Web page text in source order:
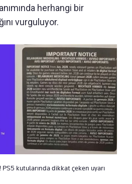
herhangi bir
vurguluyor.
PS5 kutularında dikkat çeken uyarı